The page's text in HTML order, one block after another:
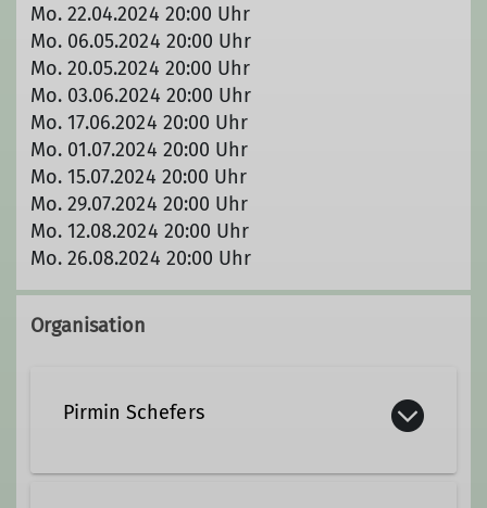
Mo. 22.04.2024 20:00 Uhr
Mo. 06.05.2024 20:00 Uhr
Mo. 20.05.2024 20:00 Uhr
Mo. 03.06.2024 20:00 Uhr
Mo. 17.06.2024 20:00 Uhr
Mo. 01.07.2024 20:00 Uhr
Mo. 15.07.2024 20:00 Uhr
Mo. 29.07.2024 20:00 Uhr
Mo. 12.08.2024 20:00 Uhr
Mo. 26.08.2024 20:00 Uhr
Organisation
Pirmin Schefers